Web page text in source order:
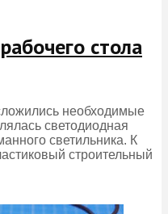
стола
необходимые
светодиодная
светильника. К
строительный